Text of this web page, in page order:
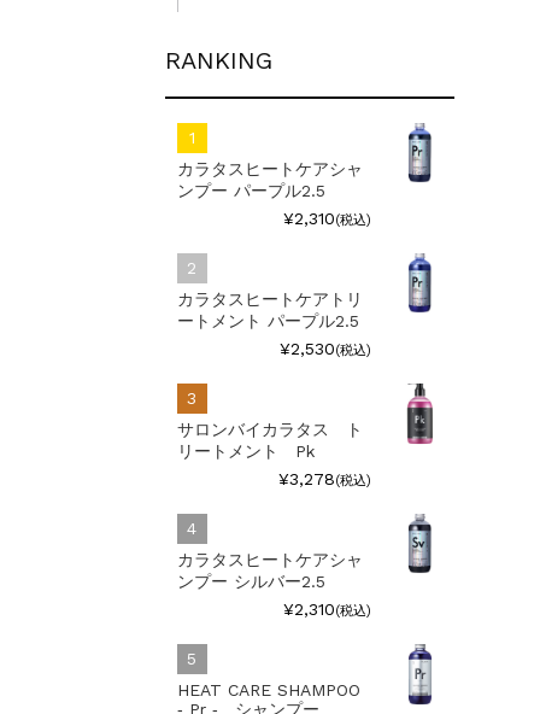
RANKING
カラタスヒートケアシャ
ンプー パープル2.5
¥2,310(税込)
カラタスヒートケアトリ
ートメント パープル2.5
¥2,530(税込)
サロンバイカラタス ト
リートメント Pk
¥3,278(税込)
カラタスヒートケアシャ
ンプー シルバー2.5
¥2,310(税込)
HEAT CARE SHAMPOO
‐ Pr ‐ シャンプー